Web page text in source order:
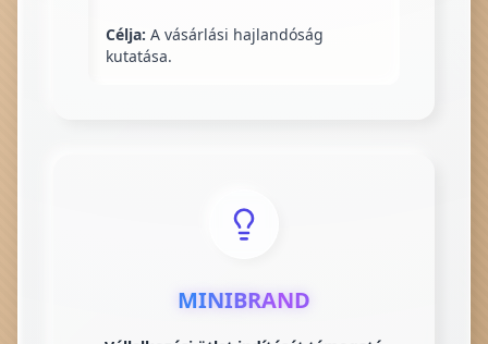
Célja: A vásárlási hajlandóság
kutatása.
MINIBRAND